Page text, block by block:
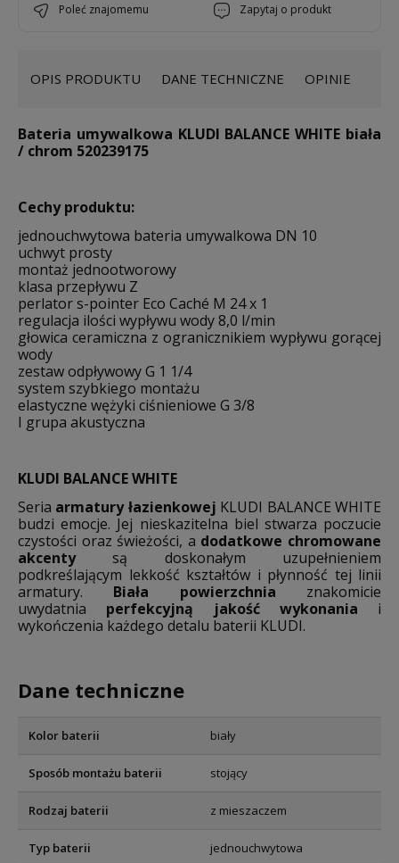
poleć znajomemu zapytaj o produkt
OPIS PRODUKTU DANE TECHNICZNE OPINIE
Bateria umywalkowa KLUDI BALANCE WHITE biała
/ chrom 520239175
Cechy produktu:
jednouchwytowa bateria umywalkowa DN 10
uchwyt prosty
montaż jednootworowy
klasa przepływu Z
perlator s-pointer Eco Caché M 24 x 1
regulacja ilości wypływu wody 8,0 l/min
głowica ceramiczna z ogranicznikiem wypływu gorącej
wody
zestaw odpływowy G 1 1/4
system szybkiego montażu
elastyczne wężyki ciśnieniowe G 3/8
I grupa akustyczna
KLUDI BALANCE WHITE
Seria armatury łazienkowej KLUDI BALANCE WHITE
budzi emocje. Jej nieskazitelna biel stwarza poczucie
czystości oraz świeżości, a dodatkowe chromowane
akcentysą doskonałym uzupełnieniem
podkreślającym lekkość kształtów i płynność tej linii
armatury. Biała powierzchnia znakomicie
uwydatnia perfekcyjną jakość wykonania i
wykończenia każdego detalu baterii KLUDI.
Dane techniczne
Kolor baterii biały
Sposób montażu baterii stojący
Rodzaj baterii z mieszaczem
Typ baterii jednouchwytowa